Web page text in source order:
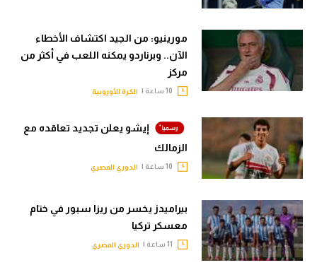
مورينيو: من الجيد اكتشاف الأخطاء
الآن.. وبرناردو يمكنه اللعب في أكثر من
مركز
الكرة الأوروبية
إيشو يعلن تجديد تعاقده مع
الزمالك
الدوري المصري
بيراميدز يخسر من ريزا سبور في ختام
معسكر تركيا
الدوري المصري